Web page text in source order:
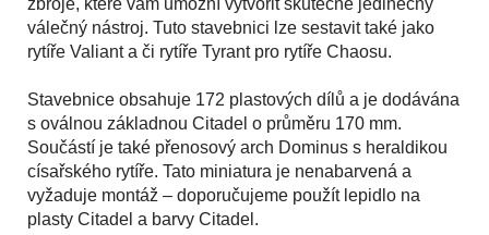
válečný nástroj. Tuto stavebnici lze sestavit také jako
rytíře Valiant a či rytíře Tyrant pro rytíře Chaosu.
Stavebnice obsahuje 172 plastových dílů a je dodávána
s oválnou základnou Citadel o průměru 170 mm.
Součástí je také přenosový arch Dominus s heraldikou
císařského rytíře. Tato miniatura je nenabarvená a
vyžaduje montáž – doporučujeme použít lepidlo na
plasty Citadel a barvy Citadel.
EXCESS
EMPERORS
CHILDREN
LORDS
OF
EXCESS
3
799
Kč